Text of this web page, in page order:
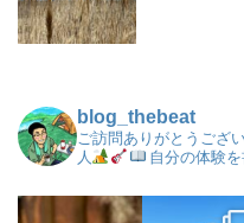
blog_thebeat
ご訪問ありがとうござ
人
自分の体験